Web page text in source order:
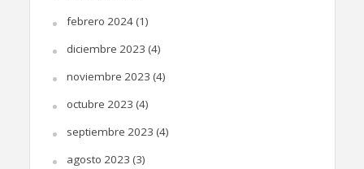
febrero 2024(1)
diciembre 2023 (4)
noviembre 2023 (4)
octubre 2023 (4)
septiembre 2023 (4)
agosto 2023 (3)